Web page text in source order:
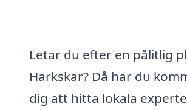
Letar du efter en pålitlig
Harkskär? Då har du
dig att hitta lokala